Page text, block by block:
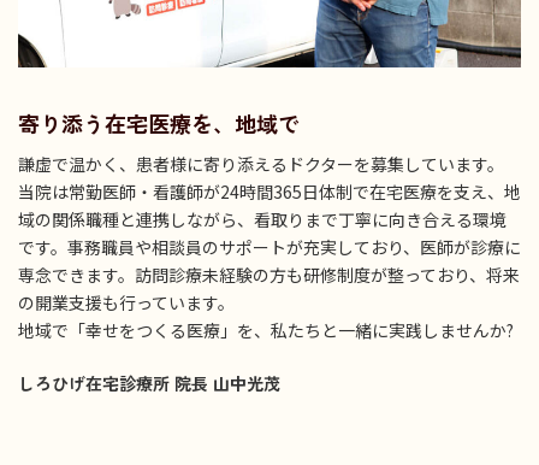
寄り添う在宅医療を、地域で
謙虚で温かく、患者様に寄り添えるドクターを募集しています。
当院は常勤医師・看護師が24時間365日体制で在宅医療を支え、地
域の関係職種と連携しながら、看取りまで丁寧に向き合える環境
です。事務職員や相談員のサポートが充実しており、医師が診療に
専念できます。訪問診療未経験の方も研修制度が整っており、将来
の開業支援も行っています。
地域で「幸せをつくる医療」を、私たちと一緒に実践しませんか?
しろひげ在宅診療所 院長 山中光茂